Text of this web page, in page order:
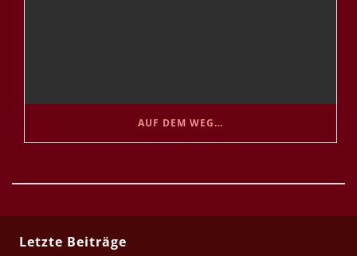
AUF DEM WEG…
Letzte Beiträge